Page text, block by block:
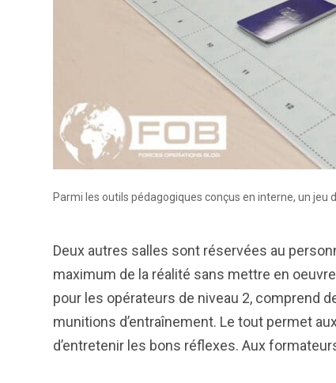
Parmi les outils pédagogiques conçus en interne, un jeu
Deux autres salles sont réservées au
maximum de la réalité sans mettre en
pour les opérateurs de niveau 2, comprend
munitions d’entraînement. Le tout permet
d’entretenir les bons réflexes. Aux